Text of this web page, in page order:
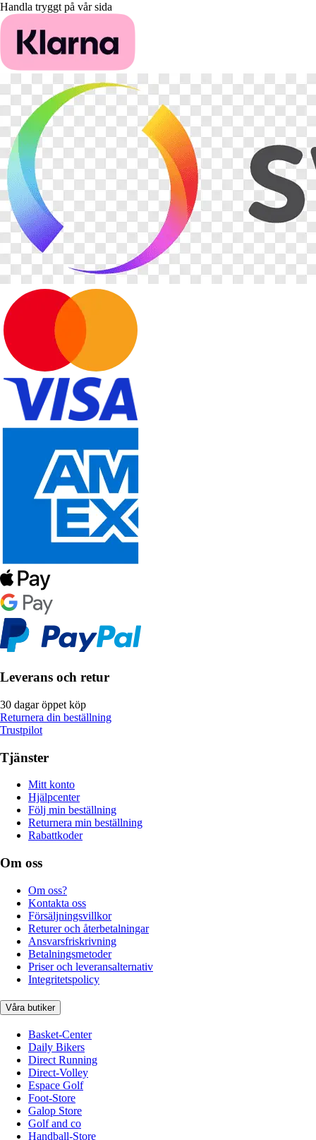
Handla tryggt på vår sida
Leverans och retur
30 dagar öppet köp
Returnera din beställning
Trustpilot
Tjänster
Mitt konto
Hjälpcenter
Följ min beställning
Returnera min beställning
Rabattkoder
Om oss
Om oss?
Kontakta oss
Försäljningsvillkor
Returer och återbetalningar
Ansvarsfriskrivning
Betalningsmetoder
Priser och leveransalternativ
Integritetspolicy
Våra butiker
Basket-Center
Daily Bikers
Direct Running
Direct-Volley
Espace Golf
Foot-Store
Galop Store
Golf and co
Handball-Store